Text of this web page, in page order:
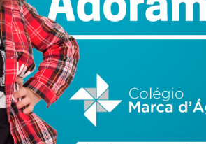
2026
Penafiel
FC Penafiel SAD cria
equipa Sub-23 que